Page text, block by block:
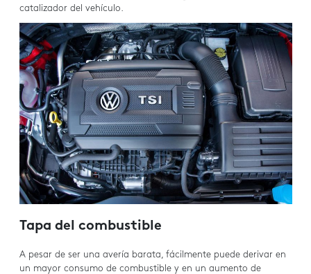
catalizador del vehículo.
Tapa del combustible
A pesar de ser una avería barata, fácilmente puede derivar en
un mayor consumo de combustible y en un aumento de